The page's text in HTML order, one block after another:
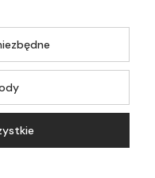
499.pl - najlepszy sklep z